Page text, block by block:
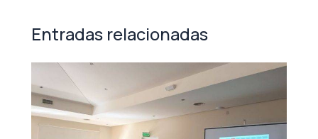
Entradas relacionadas